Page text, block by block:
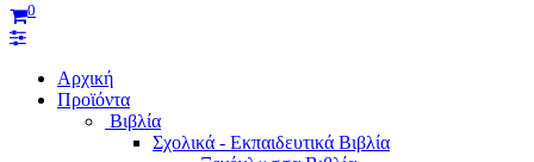
0
Αρχική
Προϊόντα
Βιβλία
Σχολικά - Εκπαιδευτικά Βιβλία